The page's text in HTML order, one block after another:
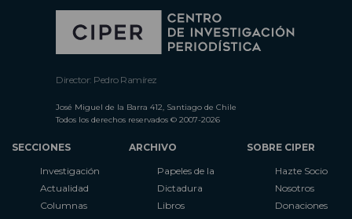
Director: Pedro Ramírez
José Miguel de la Barra 412, Santiago de Chile
Todos los derechos reservados © 2007-2026
SECCIONES
Investigación
Actualidad
Columnas
ARCHIVO
Papeles de la
Dictadura
Libros
SOBRE CIPER
Hazte Socio
Nosotros
Donaciones